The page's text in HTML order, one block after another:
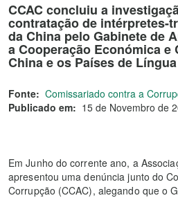
CCAC concluiu a
contratação de intérpretes-
da China pelo Gabinete de
a Cooperação Económica e
China e os Países de
Fonte: Comissariado contra a
Publicado em: 15 de Novembro de
Em Junho do corrente ano, a
apresentou uma denúncia junto do
Corrupção (CCAC), alegando que o